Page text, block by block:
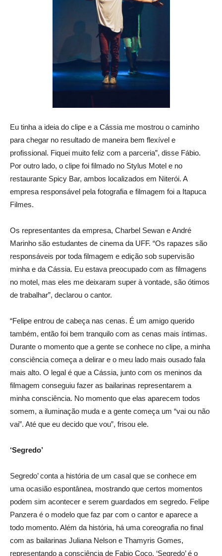
Eu tinha a ideia do clipe e a Cássia me mostrou o caminho
para chegar no resultado de maneira bem flexível e
profissional. Fiquei muito feliz com a parceria”, disse Fábio.
Por outro lado, o clipe foi filmado no Stylus Motel e no
restaurante Spicy Bar, ambos localizados em Niterói. A
empresa responsável pela fotografia e filmagem foi a Itapuca
Filmes.
Os representantes da empresa, Charbel Sewan e André
Marinho são estudantes de cinema da UFF. “Os rapazes são
responsáveis por toda filmagem e edição sob supervisão
minha e da Cássia. Eu estava preocupado com as filmagens
no motel, mas eles me deixaram super à vontade, são ótimos
de trabalhar”, declarou o cantor.
“Felipe entrou de cabeça nas cenas. É um amigo querido
também, então foi bem tranquilo com as cenas mais íntimas.
Durante o momento que a gente se conhece no clipe, a minha
consciência começa a delirar e o meu lado mais ousado fala
mais alto. O legal é que a Cássia, junto com os meninos da
filmagem conseguiu fazer as bailarinas representarem a
minha consciência. No momento que elas aparecem todos
somem, a iluminação muda e a gente começa um “vai ou não
vai”. Até que eu decido que vou”, frisou ele.
‘Segredo’
Segredo’ conta a história de um casal que se conhece em
uma ocasião espontânea, mostrando que certos momentos
podem sim acontecer e serem guardados em segredo. Felipe
Panzera é o modelo que faz par com o cantor e aparece a
todo momento. Além da história, há uma coreografia no final
com as bailarinas Juliana Nelson e Thamyris Gomes,
representando a consciência de Fabio Coco. ‘Segredo’ é o